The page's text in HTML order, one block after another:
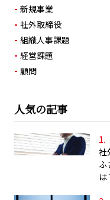
新規事業
社外取締役
組織人事課題
経営課題
顧問
人気の記事
社
ふ
は